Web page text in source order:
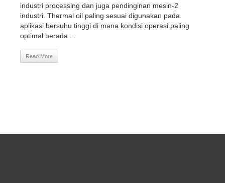
industri processing dan juga pendinginan mesin-2
industri. Thermal oil paling sesuai digunakan pada
aplikasi bersuhu tinggi di mana kondisi operasi paling
optimal berada ...
Read More